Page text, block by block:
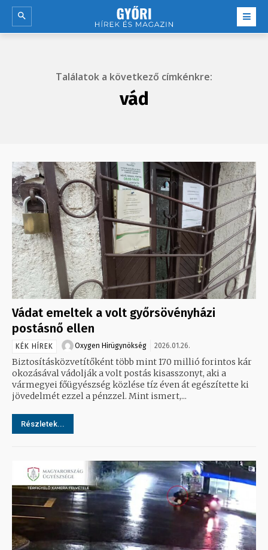
Találatok a következő címkénkre:
vád
Vádat emeltek a volt győrsövényházi
postásnő ellen
KÉK HÍREK Oxygen Hirügynökség 2026.01.26.
Biztosításközvetítőként több mint 170 millió forintos kár
okozásával vádolják a volt postás kisasszonyt, aki a
vármegyei főügyészség közlése tíz éven át egészítette ki
jövedelmét ezzel a pénzzel. Mint ismert,...
Részletek...